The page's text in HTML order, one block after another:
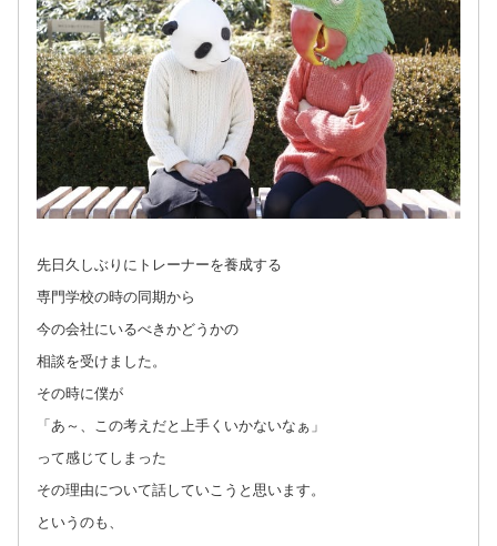
先日久しぶりにトレーナーを養成する
専門学校の時の同期から
今の会社にいるべきかどうかの
相談を受けました。
その時に僕が
「あ～、この考えだと上手くいかないなぁ」
って感じてしまった
その理由について話していこうと思います。
というのも、